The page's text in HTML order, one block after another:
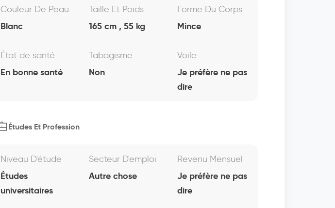
Couleur De Peau
Blanc
Taille Et Poids
165 cm , 55 kg
Forme Du Corps
Mince
État de santé
En bonne santé
Tabagisme
Non
Voile
Je préfère ne pas
dire
Études Et Profession
Niveau D'étude
Études
universitaires
Secteur D'emploi
Autre chose
Revenu Mensuel
Je préfère ne pas
dire